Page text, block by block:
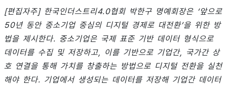
[편집자주] 한국인더스트리4.0협회 박한구 명예회장은 ‘앞으로
50년 동안 중소기업 중심의 디지털 경제로 대전환’을 위한 방
법을 제시한다. 중소기업은 국제 표준 기반 데이터 형식으로
데이터를 수집 및 저장하고, 이를 기반으로 기업간, 국가간 상
호 연결을 통해 가치를 창출하는 방법으로 디지털 전환을 실천
해야 한다. 기업에서 생성되는 데이터를 저장해 기업간 데이터